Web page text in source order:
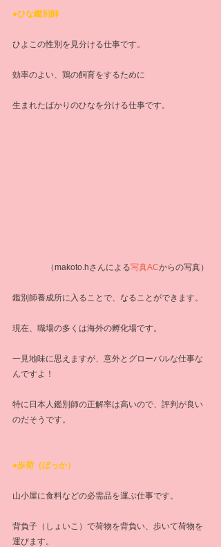
●ひな鑑別師
ひよこの性別を見分ける仕事です。
効率のよい、鶏の飼育をするために
生まれたばかりのひなを分ける仕事です。
（makoto.hさんによる写真ACからの写真）
鑑別師養成所に入ることで、なることができます。
現在、職場の多くは海外の孵化場です。
一見地味に思えますが、意外とグローバルな仕事な
んですよ！
特に日本人鑑別師の正解率は高いので、評判が良い
のだそうです。
●歩荷（ぼっか）
山小屋に食料などの必需品を運ぶ仕事です。
背負子（しょいこ）で荷物を背負い、歩いて荷物を
運びます。